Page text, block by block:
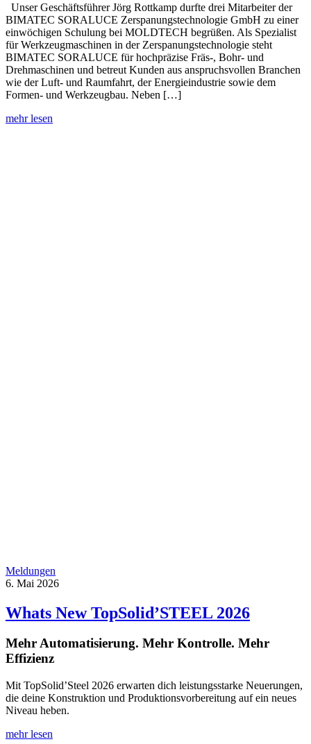
Unser Geschäftsführer Jörg Rottkamp durfte drei Mitarbeiter der
BIMATEC SORALUCE Zerspanungstechnologie GmbH zu einer
einwöchigen Schulung bei MOLDTECH begrüßen. Als Spezialist
für Werkzeugmaschinen in der Zerspanungstechnologie steht
BIMATEC SORALUCE für hochpräzise Fräs-, Bohr- und
Drehmaschinen und betreut Kunden aus anspruchsvollen Branchen
wie der Luft- und Raumfahrt, der Energieindustrie sowie dem
Formen- und Werkzeugbau. Neben […]
mehr lesen
Meldungen
6. Mai 2026
Whats New TopSolid’STEEL 2026
Mehr Automatisierung. Mehr Kontrolle. Mehr
Effizienz
Mit TopSolid’Steel 2026 erwarten dich leistungsstarke Neuerungen,
die deine Konstruktion und Produktionsvorbereitung auf ein neues
Niveau heben.
mehr lesen